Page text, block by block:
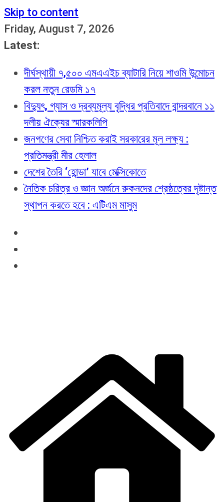
Skip to content
Friday, August 7, 2026
Latest:
দীর্ঘস্থায়ী ৭,৫০০ এমএএইচ ব্যাটারি নিয়ে শাওমি উন্মোচন
করল নতুন রেডমি ১৭
বিদ্যুৎ, গ্যাস ও দ্রব্যমূল্য বৃদ্ধির প্রতিবাদে বান্দরবানে ১১
দলীয় ঐক্যের স্মারকলিপি
জনগণের সেবা নিশ্চিত করাই সরকারের মূল লক্ষ্য :
প্রতিমন্ত্রী মীর হেলাল
দেশের তৈরি ‘হোন্ডা’ যাবে মেক্সিকোতে
নৈতিক চরিত্র ও জ্ঞান অর্জনে রুকনদের শ্রেষ্ঠত্বের দৃষ্টান্ত
স্থাপন করতে হবে : এটিএম মাসুম